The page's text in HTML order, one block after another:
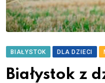
BIAŁYSTOK DLA DZIECI
Białystok z